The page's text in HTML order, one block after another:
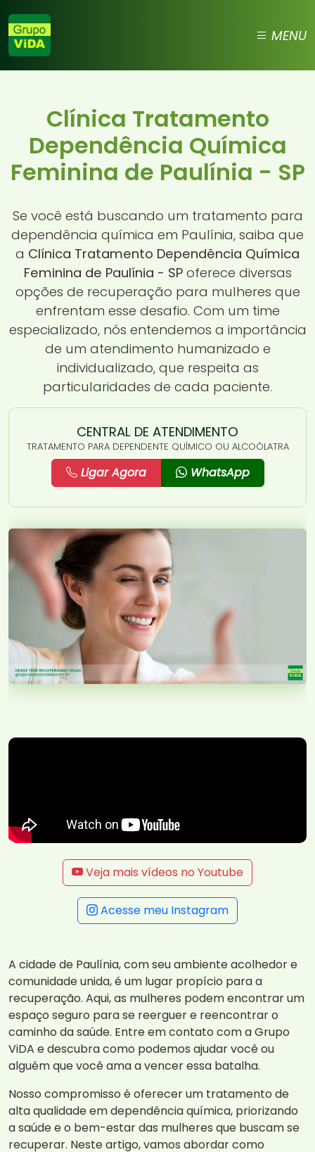
MENU
Clínica Tratamento
Dependência Química
Feminina de Paulínia - SP
Se você está buscando um tratamento para
dependência química em Paulínia, saiba que
a Clínica Tratamento Dependência Química
Feminina de Paulínia - SPoferece diversas
opções de recuperação para mulheres que
enfrentam esse desafio. Com um time
especializado, nós entendemos a importância
de um atendimento humanizado e
individualizado, que respeita as
particularidades de cada paciente.
CENTRAL DE ATENDIMENTO
TRATAMENTO PARA DEPENDENTE QUÍMICO OU ALCOÓLATRA
Ligar Agora WhatsApp
Veja mais vídeos no Youtube
Acesse meu Instagram
A cidade de Paulínia, com seu ambiente acolhedor e
comunidade unida, é um lugar propício para a
recuperação. Aqui, as mulheres podem encontrar um
espaço seguro para se reerguer e reencontrar o
caminho da saúde. Entre em contato com a Grupo
ViDA e descubra como podemos ajudar você ou
alguém que você ama a vencer essa batalha.
Nosso compromisso é oferecer um tratamento de
alta qualidade em dependência química, priorizando
a saúde e o bem-estar das mulheres que buscam se
recuperar. Neste artigo, vamos abordar como